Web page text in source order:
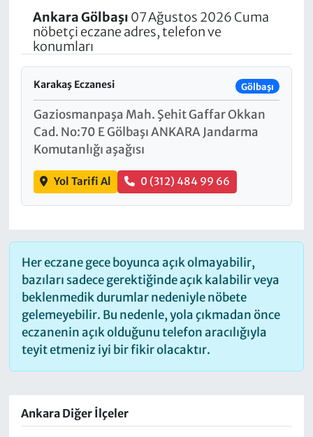
AnkaraGölbaşı 07 Ağustos 2026 Cuma
nöbetçi eczane adres, telefon ve
konumları
Karakaş Eczanesi Gölbaşı
Gaziosmanpaşa Mah. Şehit Gaffar Okkan
Cad. No:70 E Gölbaşı ANKARA Jandarma
Komutanlığı aşağısı
Yol Tarifi Al 0 (312) 484 99 66
Her eczane gece boyunca açık olmayabilir,
bazıları sadece gerektiğinde açık kalabilir veya
beklenmedik durumlar nedeniyle nöbete
gelemeyebilir. Bu nedenle, yola çıkmadan önce
eczanenin açık olduğunu telefon aracılığıyla
teyit etmeniz iyi bir fikir olacaktır.
Ankara Diğer İlçeler